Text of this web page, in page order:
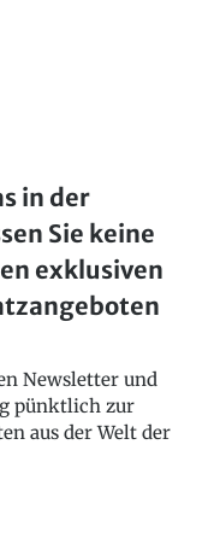
in der
Sie keine
exklusiven
Newsletter und
pünktlich zur
aus der Welt der